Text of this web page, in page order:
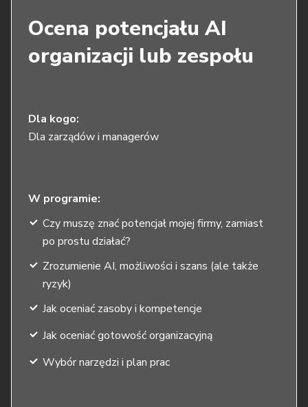
Ocena potencjału AI
organizacji lub zespołu
Dla kogo:
Dla zarządów i managerów
W programie:
Czy muszę znać potencjał mojej firmy, zamiast
po prostu działać?
Zrozumienie AI, możliwości i szans (ale także
ryzyk)
Jak oceniać zasoby i kompetencje
Jak oceniać gotowość organizacyjną
Wybór narzędzi i plan prac